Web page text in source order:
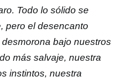
Todo lo sólido se
pero el desencanto
bajo nuestros
más salvaje, nuestra
instintos, nuestra